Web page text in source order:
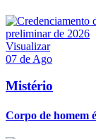
Visualizar
07 de Ago
Mistério
Corpo de homem